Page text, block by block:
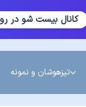
کانال بیست شو در
تیزهوشان و نمونه